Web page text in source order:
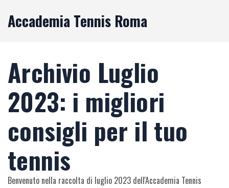
Accademia Tennis Roma
Archivio Luglio
2023: i migliori
consigli per il tuo
tennis
Benvenuto nella raccolta di luglio 2023 dell'Accademia Tennis